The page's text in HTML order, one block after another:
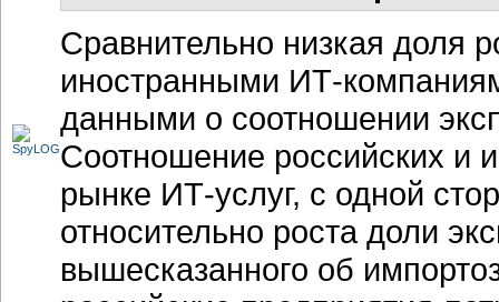
Сравнительно низкая доля
иностранными ИТ-
данными о соотношении
Соотношение российских и
рынке ИТ-услуг, с одной
относительно роста доли
вышесказанного об